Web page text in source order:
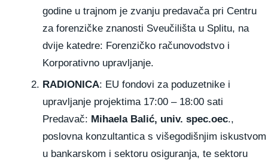
godine u trajnom je zvanju predavača pri Centru
za forenzičke znanosti Sveučilišta u Splitu, na
dvije katedre: Forenzičko računovodstvo i
Korporativno upravljanje.
RADIONICA: EU fondovi za poduzetnike i
upravljanje projektima 17:00 – 18:00 sati
Predavač: Mihaela Balić, univ. spec.oec.,
poslovna konzultantica s višegodišnjim iskustvom
u bankarskom i sektoru osiguranja, te sektoru